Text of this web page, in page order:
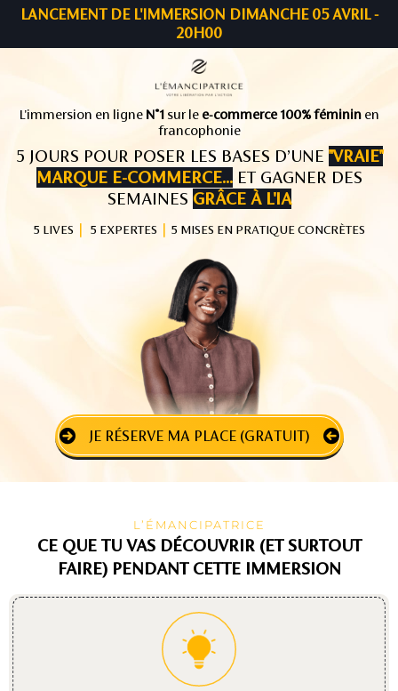
LANCEMENT DE L'IMMERSION DIMANCHE 05 AVRIL -
20H00
L'immersion en ligne N°1 sur le e-commerce 100% féminin en
francophonie
5 JOURS POUR POSER LES BASES D’UNE "VRAIE"
MARQUE E-COMMERCE...ET GAGNER DES
SEMAINES GRÂCE À L'IA
5 LIVES 5 EXPERTES 5 MISES EN PRATIQUE CONCRÈTES
JE RÉSERVE MA PLACE (GRATUIT)
L’ÉMANCIPATRICE
CE QUE TU VAS DÉCOUVRIR (ET SURTOUT
FAIRE) PENDANT CETTE IMMERSION